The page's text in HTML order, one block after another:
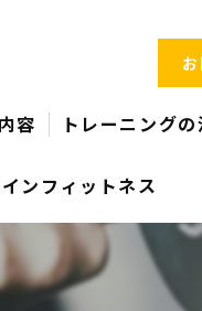
容 トレーニングの
ンフィットネス